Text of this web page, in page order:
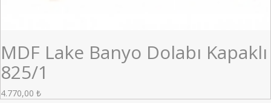
MDF Lake Banyo Dolabı Kapaklı
825/1
4.770,00 ₺